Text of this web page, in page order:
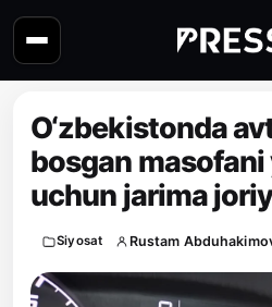
O‘zbekistonda
bosgan
uchun jarima
Siyosat Rustam